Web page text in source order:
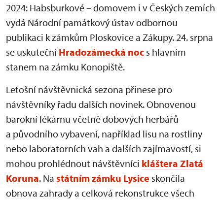
2024: Habsburkové – domovem i v Českých zemích
vydá Národní památkový ústav odbornou
publikaci k zámkům Ploskovice a Zákupy. 24. srpna
se uskuteční Hradozámecká noc s hlavním
stanem na zámku Konopiště.
Letošní návštěvnická sezona přinese pro
návštěvníky řadu dalších novinek. Obnovenou
barokní lékárnu včetně dobových herbářů
a původního vybavení, například lisu na rostliny
nebo laboratorních vah a dalších zajímavostí, si
mohou prohlédnout návštěvníci kláštera Zlatá
Koruna. Na státním zámku Lysice skončila
obnova zahrady a celková rekonstrukce všech